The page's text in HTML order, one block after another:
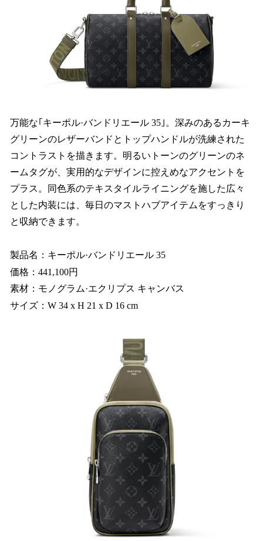
万能な｢キーポル·バンドリエール 35｣。深みのあるカーキ
グリーンのレザーバンドとトップハンドルが洗練された
コントラストを描きます。明るいトーンのグリーンのネ
ームタグが、実用的なデザインに控えめなアクセントを
プラス。同色系のテキスタイルライニングを施した広々
とした内装には、毎日のマストハブアイテムをすっきり
と収納できます。
製品名：キーポル·バンドリエール 35
価格：441,100円
素材：モノグラム·エクリプス キャンバス
サイズ：W 34 x H 21 x D 16 cm